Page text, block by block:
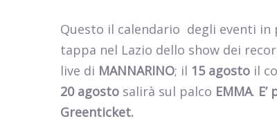
Questo il calendario degli eventi in
tappa nel Lazio dello show dei
live di MANNARINO; il 15 agosto il
20 agosto salirà sul palco EMMA.
Greenticket.